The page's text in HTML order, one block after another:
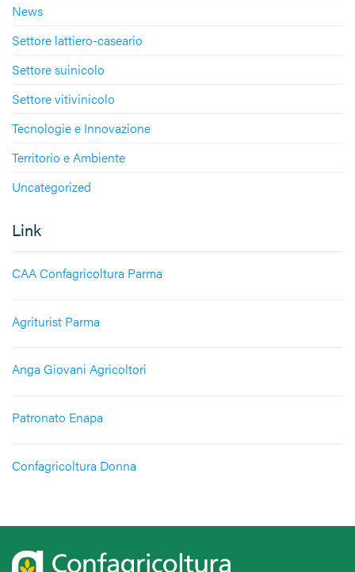
News
Settore lattiero-caseario
Settore suinicolo
Settore vitivinicolo
Tecnologie e Innovazione
Territorio e Ambiente
Uncategorized
Link
CAA Confagricoltura Parma
Agriturist Parma
Anga Giovani Agricoltori
Patronato Enapa
Confagricoltura Donna